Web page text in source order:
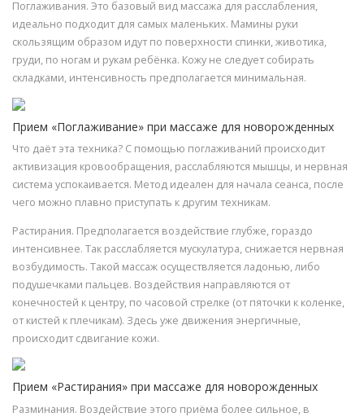
Поглаживания. Это базовый вид массажа для расслабления,
идеально подходит для самых маленьких. Мамины руки
скользящим образом идут по поверхности спинки, животика,
груди, по ногам и рукам ребёнка. Кожу не следует собирать
складками, интенсивность предполагается минимальная.
Прием «Поглаживание» при массаже для новорожденных
Что даёт эта техника? С помощью поглаживаний происходит
активизация кровообращения, расслабляются мышцы, и нервная
система успокаивается. Метод идеален для начала сеанса, после
чего можно плавно приступать к другим техникам.
Растирания. Предполагается воздействие глубже, гораздо
интенсивнее. Так расслабляется мускулатура, снижается нервная
возбудимость. Такой массаж осуществляется ладонью, либо
подушечками пальцев. Воздействия направляются от
конечностей к центру, по часовой стрелке (от пяточки к коленке,
от кистей к плечикам). Здесь уже движения энергичные,
происходит сдвигание кожи.
Прием «Растирания» при массаже для новорожденных
Разминания. Воздействие этого приёма более сильное, в